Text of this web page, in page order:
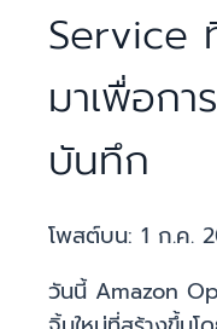
Service
มาเพื่อกา
บันทึก
โพสต์บน: 1 ก.ค.
วันนี้ Amazon